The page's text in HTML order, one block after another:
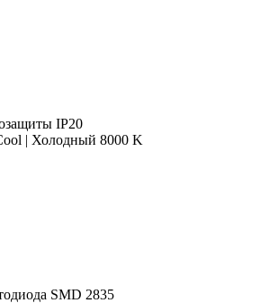
IP20
| Холодный 8000 K
SMD 2835